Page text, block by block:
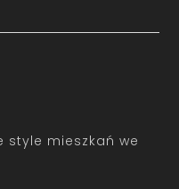
style mieszkań we